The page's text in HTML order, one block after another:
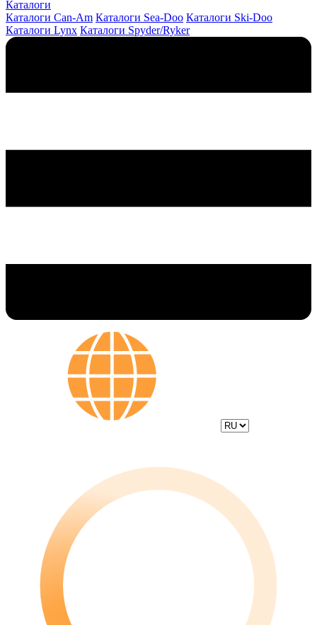
Каталоги
Каталоги Can-Am Каталоги Sea-Doo Каталоги Ski-Doo
Каталоги Lynx Каталоги Spyder/Ryker